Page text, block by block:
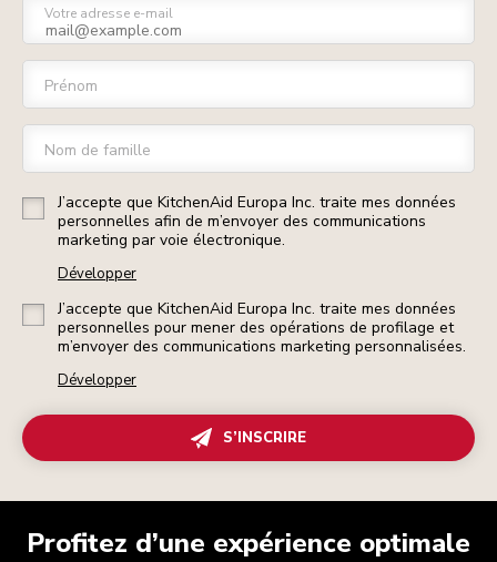
Votre adresse e-mail
Prénom
Nom de famille
J’accepte que KitchenAid Europa Inc. traite mes données
personnelles afin de m’envoyer des communications
marketing par voie électronique.
Développer
J’accepte que KitchenAid Europa Inc. traite mes données
personnelles pour mener des opérations de profilage et
m’envoyer des communications marketing personnalisées.
Développer
S’INSCRIRE
Profitez d’une expérience optimale